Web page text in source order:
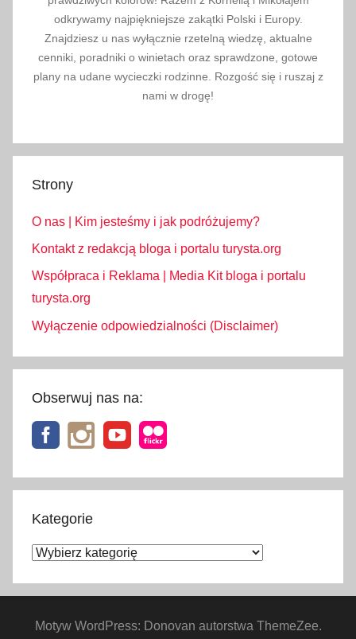
odkrywamy najpiękniejsze zakątki Polski i Europy.
Znajdziesz u nas wyłącznie rzetelną wiedzę, aktualne
cenniki, poradniki o winietach oraz sprawdzone, gotowe
plany na udane wycieczki rodzinne. Rozgość się i ruszaj z
nami w drogę!
Strony
O nas | Kim jesteśmy i jak podróżujemy?
Kontakt z redakcją bloga i portalu turysta.org
Współpraca i Reklama | Media Kit bloga i portalu
turysta.org
Wyłączenie odpowiedzialności (Disclaimer)
Obserwuj nas na:
Kategorie
Kategorie
Motyw WordPress: Donovan autorstwa ThemeZee.